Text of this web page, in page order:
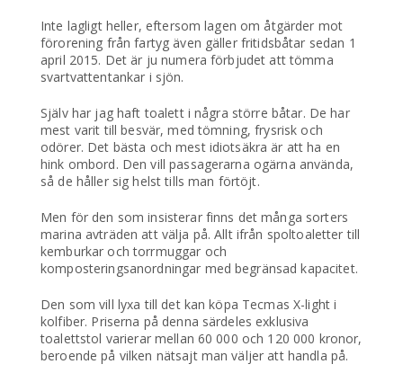
Inte lagligt heller, eftersom lagen om åtgärder mot
förorening från fartyg även gäller fritidsbåtar sedan 1
april 2015. Det är ju numera förbjudet att tömma
svartvattentankar i sjön.
Själv har jag haft toalett i några större båtar. De har
mest varit till besvär, med tömning, frysrisk och
odörer. Det bästa och mest idiotsäkra är att ha en
hink ombord. Den vill passagerarna ogärna använda,
så de håller sig helst tills man förtöjt.
Men för den som insisterar finns det många sorters
marina avträden att välja på. Allt ifrån spoltoaletter till
kemburkar och torrmuggar och
komposteringsanordningar med begränsad kapacitet.
Den som vill lyxa till det kan köpa Tecmas X-light i
kolfiber. Priserna på denna särdeles exklusiva
toalettstol varierar mellan 60 000 och 120 000 kronor,
beroende på vilken nätsajt man väljer att handla på.